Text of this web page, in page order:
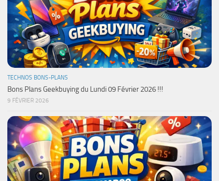
TECHNOS BONS-PLANS
Bons Plans Geekbuying du Lundi 09 Février 2026 !!!
9 FÉVRIER 2026